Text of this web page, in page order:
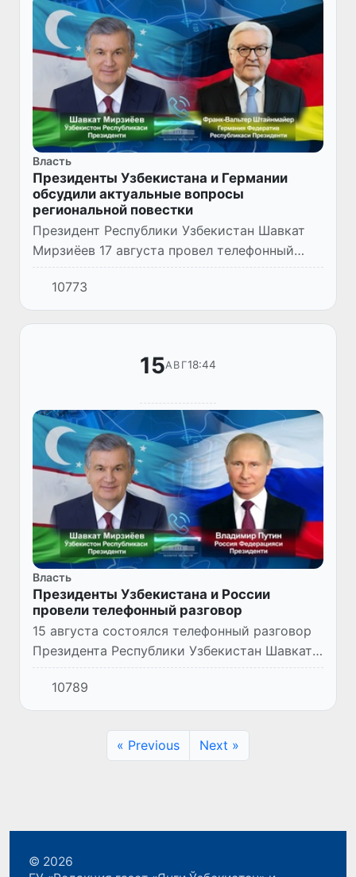
Власть
Президенты Узбекистана и Германии
обсудили актуальные вопросы
региональной повестки
Президент Республики Узбекистан Шавкат
Мирзиёев 17 августа провел телефонный
разговор с Президентом Федеративной
Республики Германия Франком-Вальтером
Штайнмайером.
10773
15АВГ18:44
Власть
Президенты Узбекистана и России
провели телефонный разговор
15 августа состоялся телефонный разговор
Президента Республики Узбекистан Шавката
Мирзиёева с Президентом Российской
Федерации Владимиром Путиным.
10789
« Previous Next »
© 2026